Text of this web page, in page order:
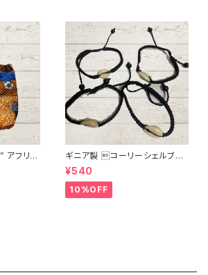
ガ キテ
ッグ ギ
ギニア製 コーリーシェルブレ
スレット
¥540
10%OFF